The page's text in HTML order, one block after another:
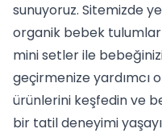
sunuyoruz. Sitemizde
organik bebek
mini setlerile
geçirmenize yardımcı
ürünlerini keşfedin ve
bir tatil deneyimi